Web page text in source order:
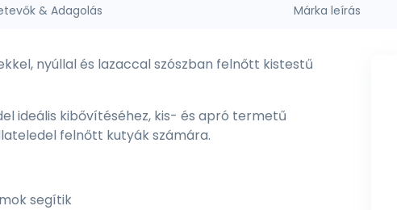
& Adagolás Márka leírás
nyúllal és lazaccal szószban felnőtt kistestű
ideális kibővítéséhez, kis- és apró termetű
felnőtt kutyák számára.
segítik